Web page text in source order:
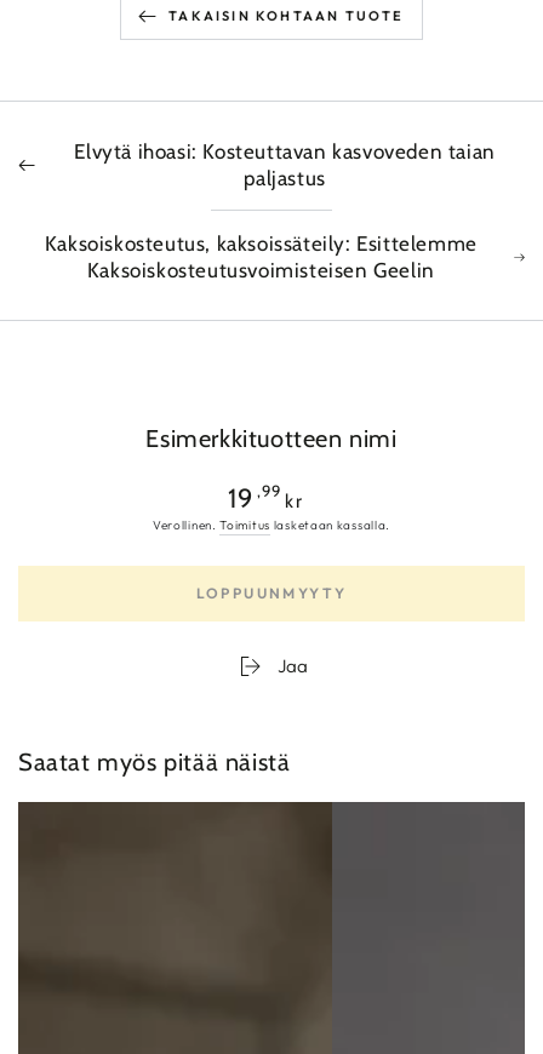
TAKAISIN KOHTAAN TUOTE
Elvytä ihoasi: Kosteuttavan kasvoveden taian
paljastus
Kaksoiskosteutus, kaksoissäteily: Esittelemme
Kaksoiskosteutusvoimisteisen Geelin
Esimerkkituotteen nimi
Normaali
hinta
19 ,99 kr
Verollinen.Toimitus lasketaan kassalla.
LOPPUUNMYYTY
Jaa
Saatat myös pitää näistä